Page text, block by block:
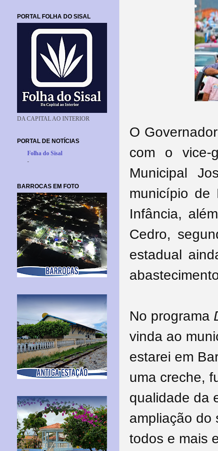
O
com o vice-
Municipal
município de
Infância,
Cedro,
estadual
No programa
vinda ao
estarei em
uma creche,
qualidade da
ampliação do
todos e mais
PORTAL FOLHA DO SISAL
DA CAPITAL AO INTERIOR
PORTAL DE NOTÍCIAS
Folha do Sisal
-
BARROCAS EM FOTO